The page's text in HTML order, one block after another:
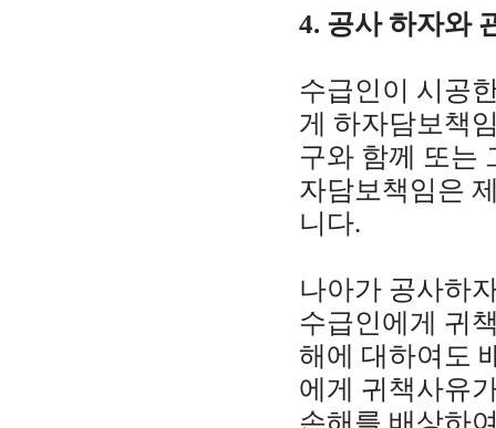
4. 공사 하자와
수급인이 시공
게 하자담보책
구와 함께 또는
자담보책임은
니다.
나아가 공사하
수급인에게 귀
해에 대하여도
에게 귀책사유
손해를 배상하